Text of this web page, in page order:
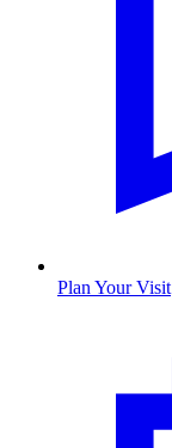
Plan Your Visit